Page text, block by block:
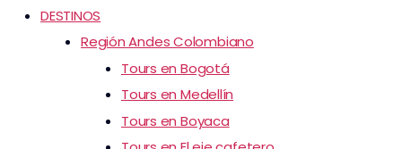
DESTINOS
Región Andes Colombiano
Tours en Bogotá
Tours en Medellín
Tours en Boyaca